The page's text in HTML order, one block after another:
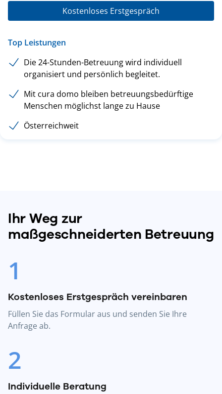
Kostenloses Erstgespräch
Top Leistungen
Die 24-Stunden-Betreuung wird individuell
organisiert und persönlich begleitet.
Mit cura domo bleiben betreuungsbedürftige
Menschen möglichst lange zu Hause
Österreichweit
Ihr Weg zur
maßgeschneiderten Betreuung
1
Kostenloses Erstgespräch vereinbaren
Füllen Sie das Formular aus und senden Sie Ihre
Anfrage ab.
2
Individuelle Beratung